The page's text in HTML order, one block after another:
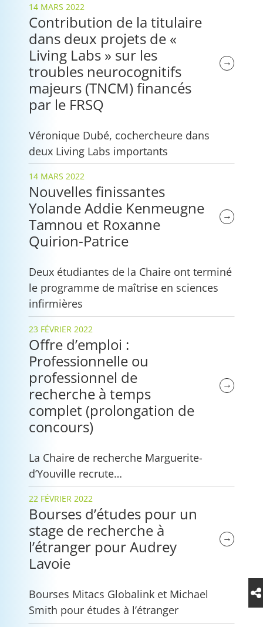
14 MARS 2022
Contribution de la titulaire
dans deux projets de «
Living Labs » sur les
troubles neurocognitifs
majeurs (TNCM) financés
par le FRSQ
→
Véronique Dubé, cochercheure dans
deux Living Labs importants
14 MARS 2022
Nouvelles finissantes
Yolande Addie Kenmeugne
Tamnou et Roxanne
Quirion-Patrice
→
Deux étudiantes de la Chaire ont terminé
le programme de maîtrise en sciences
infirmières
23 FÉVRIER 2022
Offre d’emploi :
Professionnelle ou
professionnel de
recherche à temps
complet (prolongation de
concours)
→
La Chaire de recherche Marguerite-
d’Youville recrute…
22 FÉVRIER 2022
Bourses d’études pour un
stage de recherche à
l’étranger pour Audrey
Lavoie
→
Bourses Mitacs Globalink et Michael
Smith pour études à l’étranger